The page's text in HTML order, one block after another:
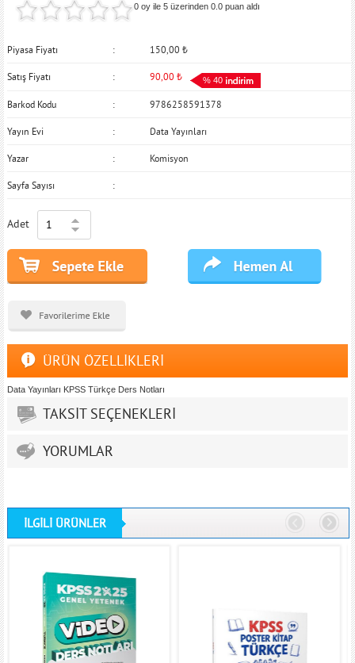
0 oy ile 5 üzerinden0.0 puan aldı
Piyasa Fiyatı 150,00 ₺
Satış Fiyatı 90,00 ₺ % 40
Barkod Kodu 9786258591378
Yayın Evi Data Yayınları
Yazar Komisyon
Sayfa Sayısı
Adet
ÜRÜN ÖZELLİKLERİ
Data Yayınları KPSS Türkçe Ders Notları
TAKSİT SEÇENEKLERİ
YORUMLAR
İLGİLİ ÜRÜNLER